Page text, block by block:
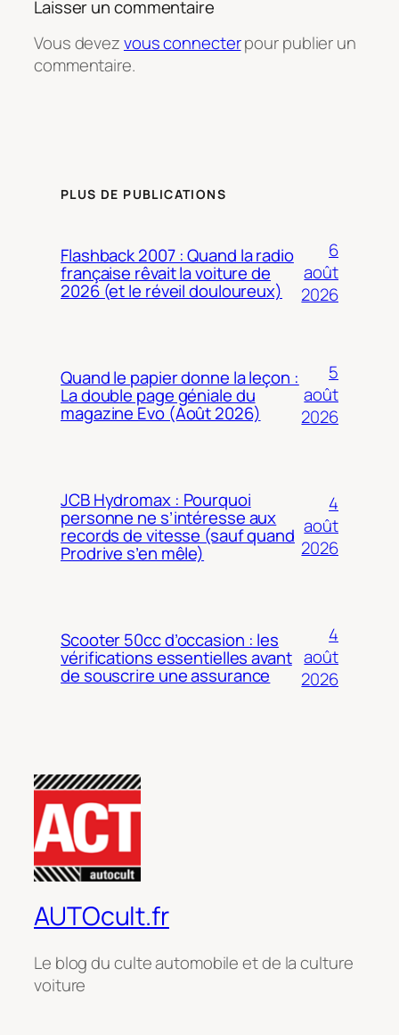
Laisser un commentaire
Vous devezvous connecterpour publier un
commentaire.
PLUS DE PUBLICATIONS
Flashback 2007 : Quand la radio
française rêvait la voiture de
2026 (et le réveil douloureux)
6
août
2026
Quand le papier donne la leçon :
La double page géniale du
magazine Evo (Août 2026)
5
août
2026
JCB Hydromax : Pourquoi
personne ne s’intéresse aux
records de vitesse (sauf quand
Prodrive s’en mêle)
4
août
2026
Scooter 50cc d’occasion : les
vérifications essentielles avant
de souscrire une assurance
4
août
2026
AUTOcult.fr
Le blog du culte automobile et de la culture
voiture